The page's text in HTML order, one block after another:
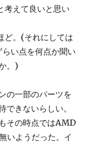
えて良いと思い
。(それにしては
い点を何点か聞い
。)
の一部のパーツを
できないらしい。
その時点ではAMD
いようだった。イ